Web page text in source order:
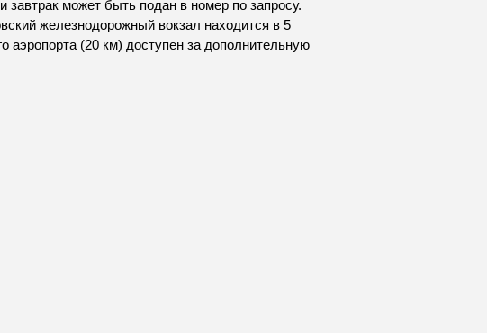
может быть подан в номер по запросу.
железнодорожный вокзал находится в 5
аэропорта (20 км) доступен за дополнительную